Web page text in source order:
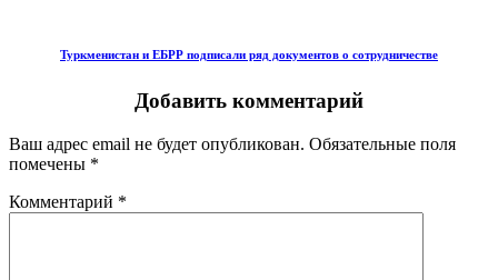
Туркменистан и ЕБРР подписали ряд документов о сотрудничестве
Добавить комментарий
Ваш адрес email не будет опубликован. Обязательные поля
помечены *
Комментарий *